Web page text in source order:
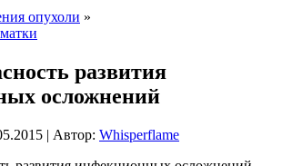
опухоли »
развития
осложнений
| Автор: Whisperflame